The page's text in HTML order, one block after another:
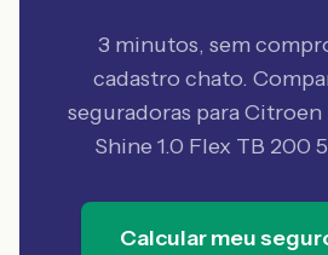
3 minutos, sem
cadastro chato.
seguradoras para Citroen
Shine 1.0 Flex TB 200
Calcular meu